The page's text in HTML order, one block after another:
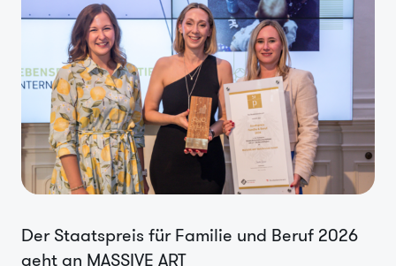
Der Staatspreis für Familie und Beruf 2026
geht an MASSIVE ART